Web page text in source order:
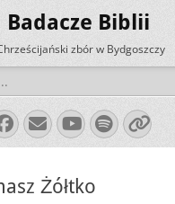
Badacze Biblii
zbór w Bydgoszczy
E-
mail
YouTube
Spotify
Link
Żółtko